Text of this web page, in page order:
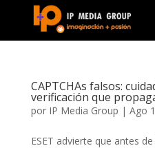
CAPTCHAs falsos:
verificación que
por IP Media Group | Ago
ESET advierte que antes